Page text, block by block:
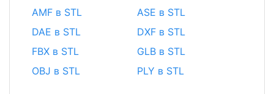
AMF в STL
ASE в STL
DAE в STL
DXF в STL
FBX в STL
GLB в STL
OBJ в STL
PLY в STL